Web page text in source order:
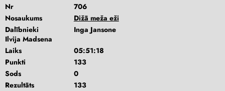
Nr
706
Nosaukums
Dižā meža eži
Dalībnieki
Inga Jansone
Ilvija Madsena
Laiks
05:51:18
Punkti
133
Sods
0
Rezultāts
133